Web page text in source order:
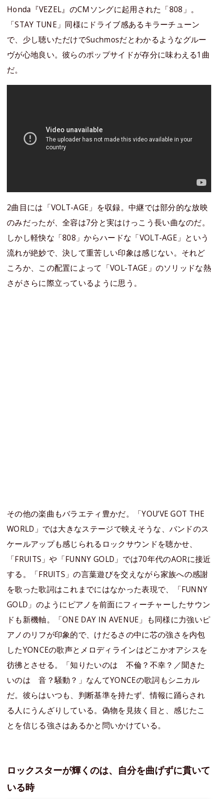
Honda『VEZEL』のCMソングに起用された「808」。
「STAY TUNE」同様にドライブ感あるキラーチューン
で、少し聴いただけでSuchmosだとわかるようなグルー
ヴが心地良い。彼らのポップサイドが存分に味わえる1曲
だ。
2曲目には「VOLT-AGE」を収録。中継では部分的な放映
のみだったが、全容は7分と実はけっこう長い曲なのだ。
しかし軽快な「808」からハードな「VOLT-AGE」という
流れが絶妙で、決して重苦しい印象は感じない。それど
ころか、この配置によって「VOL-TAGE」のソリッドな熱
さがさらに際立っているように思う。
その他の楽曲もバラエティ豊かだ。「YOU’VE GOT THE
WORLD」では大きなステージで映えそうな、バンドのス
ケールアップも感じられるロックサウンドを聴かせ、
「FRUITS」や「FUNNY GOLD」では70年代のAORに接近
する。「FRUITS」の言葉遊びを交えながら家族への感謝
を歌った歌詞はこれまでにはなかった表現で、「FUNNY
GOLD」のようにピアノを前面にフィーチャーしたサウン
ドも新機軸。「ONE DAY IN AVENUE」も同様に力強いピ
アノのリフが印象的で、けだるさの中に芯の強さを内包
したYONCEの歌声とメロディラインはどこかオアシスを
彷彿とさせる。「知りたいのは 不倫？不幸？／聞きた
いのは 音？騒動？」なんてYONCEの歌詞もシニカル
だ。彼らはいつも、判断基準を持たず、情報に踊らされ
る人にうんざりしている。偽物を見抜く目と、感じたこ
とを信じる強さはあるかと問いかけている。
ロックスターが輝くのは、自分を曲げずに貫いて
いる時